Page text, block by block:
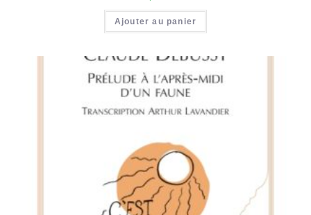
Ajouter au panier